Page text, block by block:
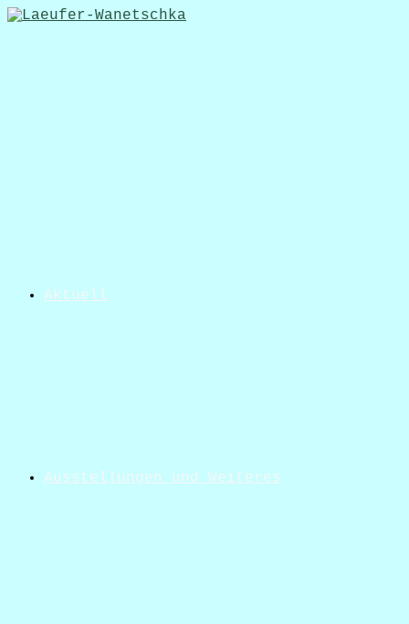
Aktuell
Ausstellungen und Weiteres